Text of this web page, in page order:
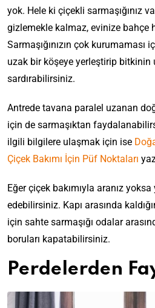
yok. Hele ki çiçekli sarmaşığınız
gizlemekle kalmaz, evinize bahçe
Sarmaşığınızın çok kurumaması
uzak bir köşeye yerleştirip bitkinin
sardırabilirsiniz.
Antrede tavana paralel uzanan
için de sarmaşıktan
ilgili bilgilere ulaşmak için ise
Çiçek Bakımı İçin Püf Noktaları
Eğer çiçek bakımıyla aranız
edebilirsiniz. Kapı arasında
için sahte sarmaşığı odalar
boruları kapatabilirsiniz.
Perdelerden